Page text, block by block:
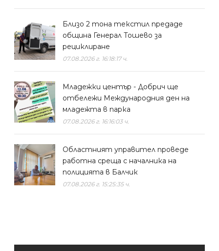
Близо 2 тона текстил предаде
община Генерал Тошево за
рециклиране
07.08.2026 г. 16:18:17 ч.
Младежки център - Добрич ще
отбележи Международния ден на
младежта в парка
07.08.2026 г. 16:16:03 ч.
Областният управител проведе
работна среща с началника на
полицията в Балчик
07.08.2026 г. 15:25:35 ч.